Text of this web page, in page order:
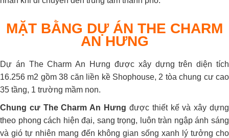
MẶT BẰNG DỰ ÁN THE CHARM
AN HƯNG
Dự án The Charm An Hưng được xây dựng trên diện tích
16.256 m2 gồm 38 căn liền kề Shophouse, 2 tòa chung cư cao
35 tầng, 1 trường mầm non.
Chung cư The Charm An Hưng được thiết kế và xây dựng
theo phong cách hiện đại, sang trọng, luôn tràn ngập ánh sáng
và gió tự nhiên mang đến không gian sống xanh lý tưởng cho